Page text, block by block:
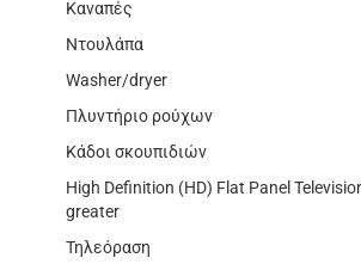
Καναπές
Ντουλάπα
Washer/dryer
Πλυντήριο ρούχων
Κάδοι σκουπιδιών
High Definition (HD) Flat Panel
greater
Τηλεόραση